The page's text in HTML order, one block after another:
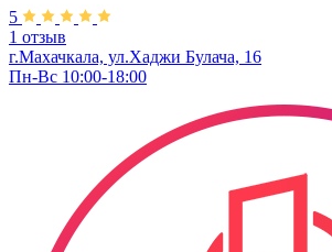
5
1 отзыв
г.Махачкала, ул.Хаджи Булача, 16
Пн-Вс 10:00-18:00